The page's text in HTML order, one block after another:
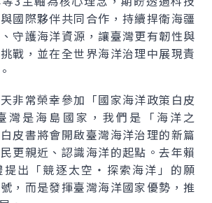
國際夥伴共同合作，持續捍衛海疆
守護海洋資源，讓臺灣更有韌性與
戰，並在全世界海洋治理中展現責
非常榮幸參加「國家海洋政策白皮
灣是海島國家，我們是「海洋之
皮書將會開啟臺灣海洋治理的新篇
更親近、認識海洋的起點。去年賴
提出「競逐太空‧探索海洋」的願
，而是發揮臺灣海洋國家優勢，推